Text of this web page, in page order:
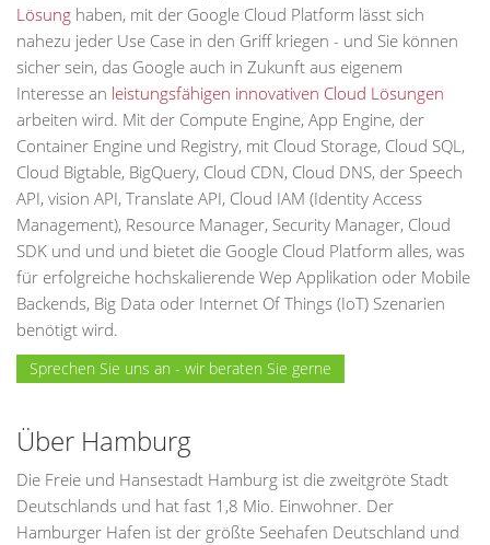
Lösung haben, mit der Google Cloud Platform lässt sich
nahezu jeder Use Case in den Griff kriegen - und Sie können
sicher sein, das Google auch in Zukunft aus eigenem
Interesse an leistungsfähigen innovativen Cloud Lösungen
arbeiten wird. Mit der Compute Engine, App Engine, der
Container Engine und Registry, mit Cloud Storage, Cloud SQL,
Cloud Bigtable, BigQuery, Cloud CDN, Cloud DNS, der Speech
API, vision API, Translate API, Cloud IAM (Identity Access
Management), Resource Manager, Security Manager, Cloud
SDK und und und bietet die Google Cloud Platform alles, was
für erfolgreiche hochskalierende Wep Applikation oder Mobile
Backends, Big Data oder Internet Of Things (IoT) Szenarien
benötigt wird.
Sprechen Sie uns an - wir beraten Sie gerne
Über Hamburg
Die Freie und Hansestadt Hamburg ist die zweitgröte Stadt
Deutschlands und hat fast 1,8 Mio. Einwohner. Der
Hamburger Hafen ist der größte Seehafen Deutschland und